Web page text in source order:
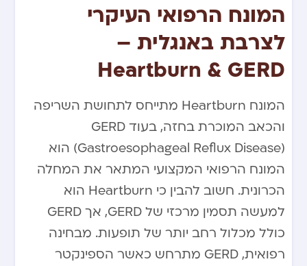
המונח הרפואי העיקרי
לצרבת באנגלית –
Heartburn & GERD
המונח Heartburn מתייחס לתחושת השריפה
והכאב המוכרת בחזה, בעוד GERD
(Gastroesophageal Reflux Disease) הוא
המונח הרפואי המקצועי המתאר את המחלה
הכרונית. חשוב להבין כי Heartburn הוא
למעשה תסמין מרכזי של GERD, אך GERD
כולל מכלול רחב יותר של תופעות. מבחינה
רפואית, GERD מתרחש כאשר הספינקטר